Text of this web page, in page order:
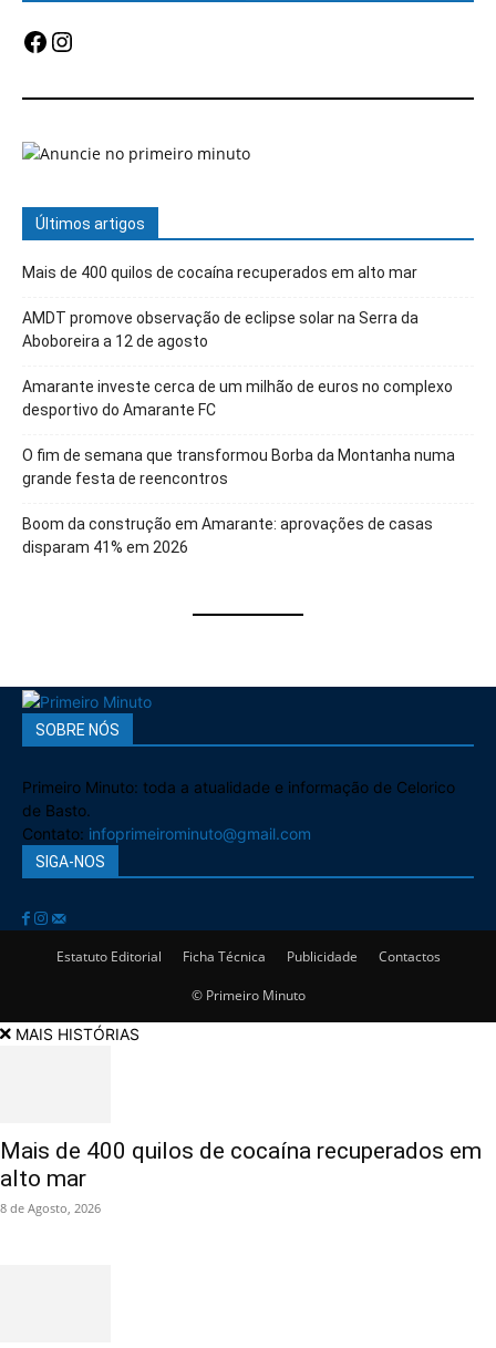
Facebook
Instagram
Últimos artigos
Mais de 400 quilos de cocaína recuperados em alto mar
AMDT promove observação de eclipse solar na Serra da
Aboboreira a 12 de agosto
Amarante investe cerca de um milhão de euros no complexo
desportivo do Amarante FC
O fim de semana que transformou Borba da Montanha numa
grande festa de reencontros
Boom da construção em Amarante: aprovações de casas
disparam 41% em 2026
SOBRE NÓS
Primeiro Minuto: toda a atualidade e informação de Celorico
de Basto.
Contato: infoprimeirominuto@gmail.com
SIGA-NOS
Estatuto Editorial Ficha Técnica Publicidade Contactos
© Primeiro Minuto
MAIS HISTÓRIAS
Mais de 400 quilos de cocaína recuperados em
alto mar
8 de Agosto, 2026